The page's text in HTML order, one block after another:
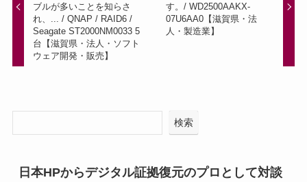
ブルが多いことを知らさ
れ、... / QNAP / RAID6 /
Seagate ST2000NM0033 5
台【滋賀県・法人・ソフト
ウェア開発・販売】
す。/ WD2500AAKX-
07U6AA0【滋賀県・法
人・製造業】
検索
日本HPからデジタル証拠復元のプロとして対談